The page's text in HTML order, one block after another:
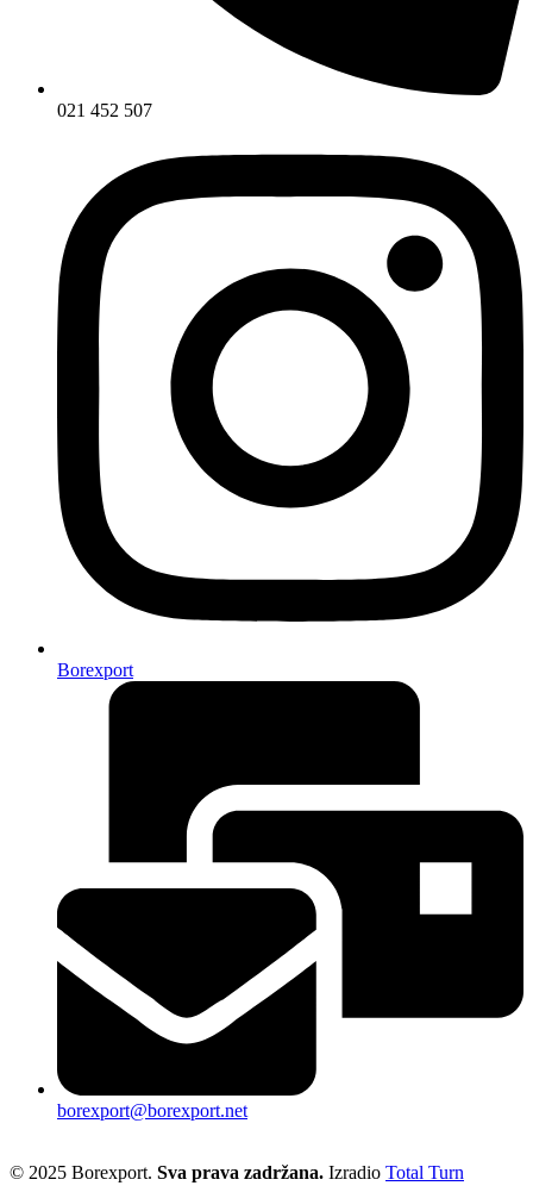
021 452 507
Borexport
borexport@borexport.net
© 2025 Borexport. Sva prava zadržana. Izradio Total Turn